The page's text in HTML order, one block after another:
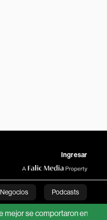
Ingresar
Negocios Podcasts
comportaron en julio de 2026